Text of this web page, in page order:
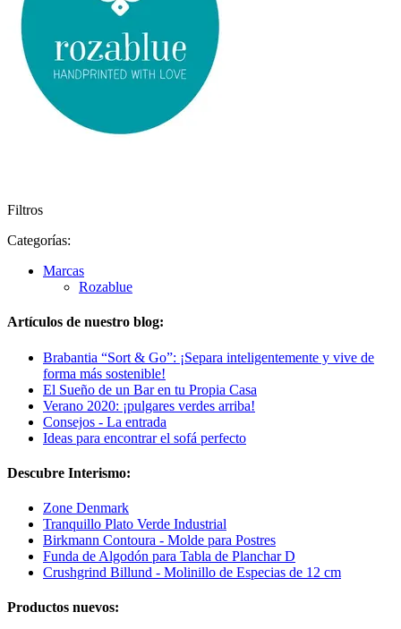
Filtros
Categorías:
Marcas
Rozablue
Artículos de nuestro blog:
Brabantia “Sort & Go”: ¡Separa inteligentemente y vive de
forma más sostenible!
El Sueño de un Bar en tu Propia Casa
Verano 2020: ¡pulgares verdes arriba!
Consejos - La entrada
Ideas para encontrar el sofá perfecto
Descubre Interismo:
Zone Denmark
Tranquillo Plato Verde Industrial
Birkmann Contoura - Molde para Postres
Funda de Algodón para Tabla de Planchar D
Crushgrind Billund - Molinillo de Especias de 12 cm
Productos nuevos: